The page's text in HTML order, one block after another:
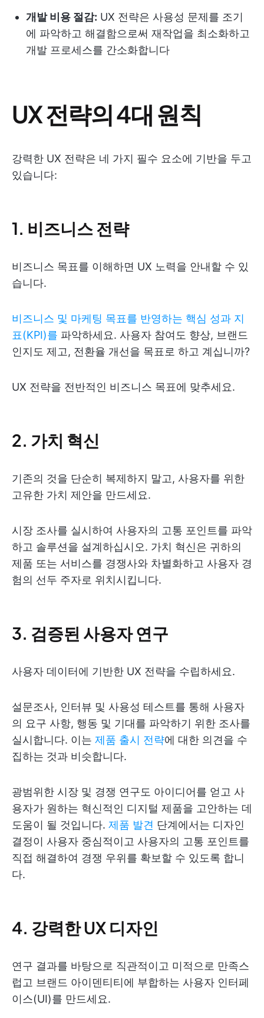
개발 비용 절감: UX 전략은 사용성 문제를 조기
에 파악하고 해결함으로써 재작업을 최소화하고
개발 프로세스를 간소화합니다
UX 전략의 4대 원칙
강력한 UX 전략은 네 가지 필수 요소에 기반을 두고
있습니다:
1. 비즈니스 전략
비즈니스 목표를 이해하면 UX 노력을 안내할 수 있
습니다.
비즈니스 및 마케팅 목표를 반영하는 핵심 성과 지
표(KPI)를 파악하세요. 사용자 참여도 향상, 브랜드
인지도 제고, 전환율 개선을 목표로 하고 계십니까?
UX 전략을 전반적인 비즈니스 목표에 맞추세요.
2. 가치 혁신
기존의 것을 단순히 복제하지 말고, 사용자를 위한
고유한 가치 제안을 만드세요.
시장 조사를 실시하여 사용자의 고통 포인트를 파악
하고 솔루션을 설계하십시오. 가치 혁신은 귀하의
제품 또는 서비스를 경쟁사와 차별화하고 사용자 경
험의 선두 주자로 위치시킵니다.
3. 검증된 사용자 연구
사용자 데이터에 기반한 UX 전략을 수립하세요.
설문조사, 인터뷰 및 사용성 테스트를 통해 사용자
의 요구 사항, 행동 및 기대를 파악하기 위한 조사를
실시합니다. 이는 제품 출시 전략에 대한 의견을 수
집하는 것과 비슷합니다.
광범위한 시장 및 경쟁 연구도 아이디어를 얻고 사
용자가 원하는 혁신적인 디지털 제품을 고안하는 데
도움이 될 것입니다. 제품 발견 단계에서는 디자인
결정이 사용자 중심적이고 사용자의 고통 포인트를
직접 해결하여 경쟁 우위를 확보할 수 있도록 합니
다.
4. 강력한 UX 디자인
연구 결과를 바탕으로 직관적이고 미적으로 만족스
럽고 브랜드 아이덴티티에 부합하는 사용자 인터페
이스(UI)를 만드세요.